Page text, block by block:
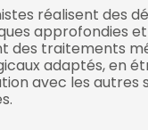
réalisent des
approfondies et
des traitements
adaptés, en
avec les autres